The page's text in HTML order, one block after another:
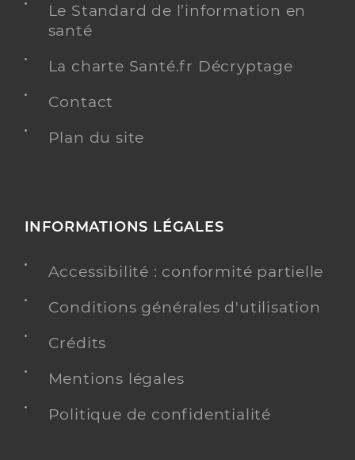
Le Standard de l’information en
santé
La charte Santé.fr Décryptage
Contact
Plan du site
INFORMATIONS LÉGALES
Accessibilité : conformité partielle
Conditions générales d'utilisation
Crédits
Mentions légales
Politique de confidentialité